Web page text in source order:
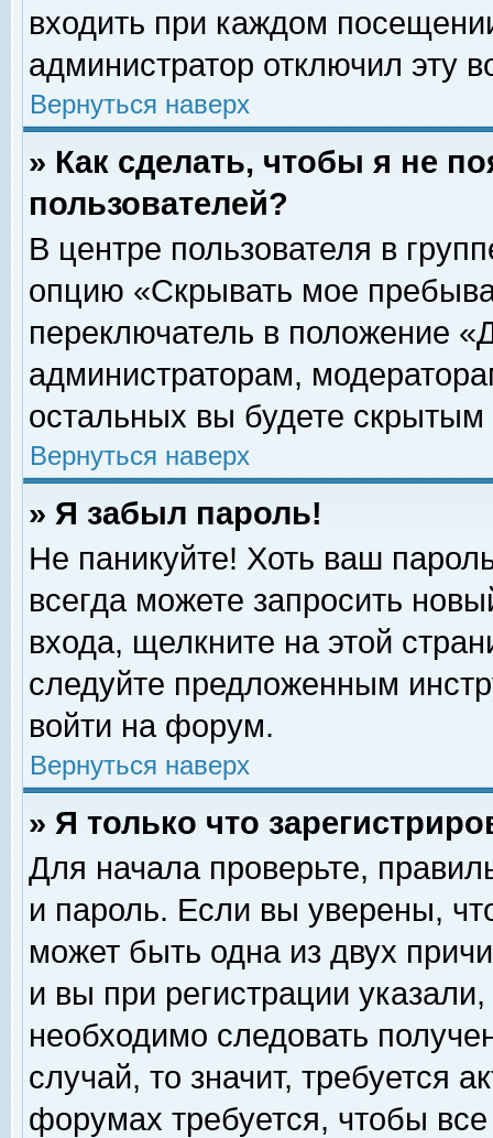
входить при каждом
администратор отключил эту
Вернуться наверх
» Как сделать, чтобы я не
пользователей?
В центре пользователя в
опцию «Скрывать мое
переключатель в положение
администраторам,
остальных вы будете скрытым
Вернуться наверх
» Я забыл пароль!
Не паникуйте! Хоть ваш
всегда можете запросить
входа, щелкните на этой
следуйте предложенным
войти на форум.
Вернуться наверх
» Я только что
Для начала проверьте,
и пароль. Если вы уверены,
может быть одна из двух
и вы при регистрации
необходимо следовать
случай, то значит, требуется
форумах требуется, чтобы